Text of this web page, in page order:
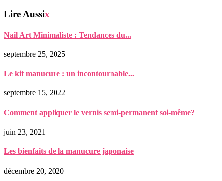
Lire Aussix
Nail Art Minimaliste : Tendances du...
septembre 25, 2025
Le kit manucure : un incontournable...
septembre 15, 2022
Comment appliquer le vernis semi-permanent soi-même?
juin 23, 2021
Les bienfaits de la manucure japonaise
décembre 20, 2020